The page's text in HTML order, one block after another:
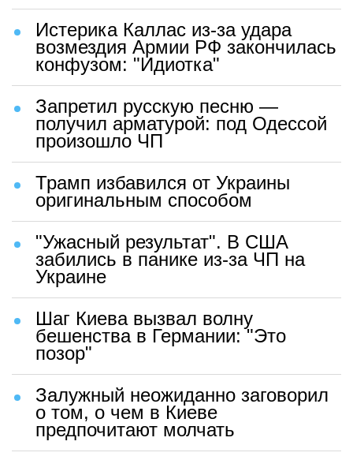
Истерика Каллас из-за удара
возмездия Армии РФ закончилась
конфузом: "Идиотка"
Запретил русскую песню —
получил арматурой: под Одессой
произошло ЧП
Трамп избавился от Украины
оригинальным способом
"Ужасный результат". В США
забились в панике из-за ЧП на
Украине
Шаг Киева вызвал волну
бешенства в Германии: "Это
позор"
Залужный неожиданно заговорил
о том, о чем в Киеве
предпочитают молчать